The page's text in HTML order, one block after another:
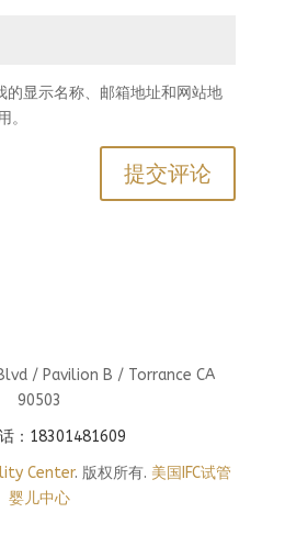
的显示名称、邮箱地址和网站地
。
/ Pavilion B / Torrance CA
90503
：18301481609
Center. 版权所有. 美国IFC试管
婴儿中心